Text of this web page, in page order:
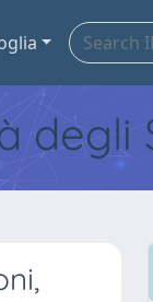
degli